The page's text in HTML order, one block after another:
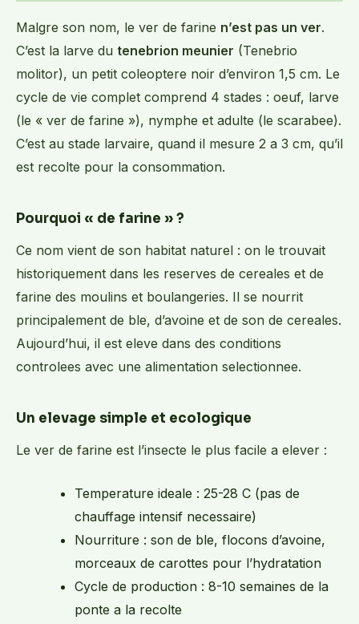
Malgre son nom, le ver de farine n’est pas un ver.
C’est la larve du tenebrion meunier (Tenebrio
molitor), un petit coleoptere noir d’environ 1,5 cm. Le
cycle de vie complet comprend 4 stades : oeuf, larve
(le « ver de farine »), nymphe et adulte (le scarabee).
C’est au stade larvaire, quand il mesure 2 a 3 cm, qu’il
est recolte pour la consommation.
Pourquoi « de farine » ?
Ce nom vient de son habitat naturel : on le trouvait
historiquement dans les reserves de cereales et de
farine des moulins et boulangeries. Il se nourrit
principalement de ble, d’avoine et de son de cereales.
Aujourd’hui, il est eleve dans des conditions
controlees avec une alimentation selectionnee.
Un elevage simple et ecologique
Le ver de farine est l’insecte le plus facile a elever :
Temperature ideale : 25-28 C (pas de
chauffage intensif necessaire)
Nourriture : son de ble, flocons d’avoine,
morceaux de carottes pour l’hydratation
Cycle de production : 8-10 semaines de la
ponte a la recolte